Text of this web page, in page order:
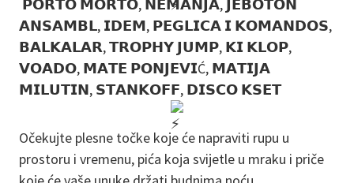
𝗣𝗢𝗥𝗧𝗢 𝗠𝗢𝗥𝗧𝗢, 𝗡𝗘𝗠𝗔𝗡𝗝𝗔, 𝗝𝗘𝗕𝗢𝗧𝗢𝗡
𝗔𝗡𝗦𝗔𝗠𝗕𝗟, 𝗜𝗗𝗘𝗠, 𝗣𝗘𝗚𝗟𝗜𝗖𝗔 𝗜 𝗞𝗢𝗠𝗔𝗡𝗗𝗢𝗦,
𝗕𝗔𝗟𝗞𝗔𝗟𝗔𝗥, 𝗧𝗥𝗢𝗣𝗛𝗬 𝗝𝗨𝗠𝗣, 𝗞𝗜 𝗞𝗟𝗢𝗣,
𝗩𝗢𝗔𝗗𝗢, 𝗠𝗔𝗧𝗘 𝗣𝗢𝗡𝗝𝗘𝗩𝗜Ć, 𝗠𝗔𝗧𝗜𝗝𝗔
𝗠𝗜𝗟𝗨𝗧𝗜𝗡, 𝗦𝗧𝗔𝗡𝗞𝗢𝗙𝗙, 𝗗𝗜𝗦𝗖𝗢 𝗞𝗦𝗘𝗧
Očekujte plesne točke koje će napraviti rupu u
prostoru i vremenu, pića koja svijetle u mraku i priče